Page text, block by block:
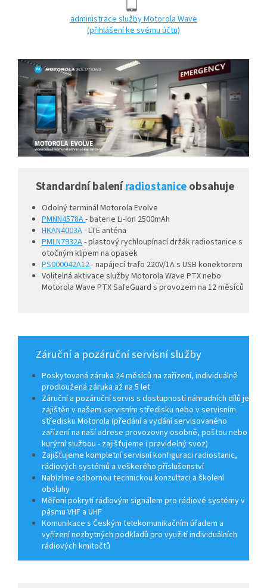
administrace služby Motorola Wave
(přihlášení ke svému účtu)
Standardní baleníradiostaniceobsahuje
Odolný terminál Motorola Evolve
PMNN4578A- baterie Li-Ion 2500mAh
HKAN4003A- LTE anténa
PMLN7932A- plastový rychloupínací držák radiostanice s
otočným klipem na opasek
PS000042A12- napájecí trafo 220V/1A s USB konektorem
Volitelná aktivace služby Motorola Wave PTX nebo
Motorola Wave PTX SafeGuard s provozem na 12 měsíců
Záruční a pozáruční servisní služby
Poskytovaná záruka 24 měsíců na zařízení, individuálně
prodloužená záruka až na 5 let
Záruční a pozáruční servis s dostupností náhradních dílů je
zajištěn v našem servisním středisku nebo v servisním
středisku Motorola (předání a vydání servisovaného
zařízení na naší adrese provozovny osobně, poštou nebo
kurýrní službou - zajišťujeme i pravidelný svoz)
Zajišťujeme kompletní servisní konfiguraci radiostanic,
rádiových systémů a veškerého příslušenství
Nabízíme odbornou technickou konzultaci a školení
obsluhy
Měření pokrytí rádiovým signálem pro rádiové systémy v
pásmu VHF a UHF
Komunikace s Českým telekomunikačním úřadem a
vyřízení nezbytných podkladů pro využití individuálních
rádiových kmitočtů